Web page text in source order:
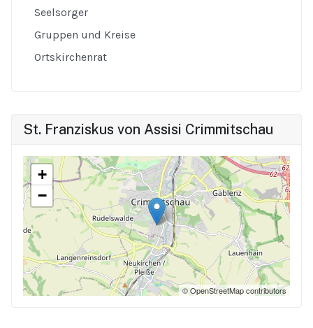
Seelsorger
Gruppen und Kreise
Ortskirchenrat
St. Franziskus von Assisi Crimmitschau
+
−
© OpenStreetMap contributors